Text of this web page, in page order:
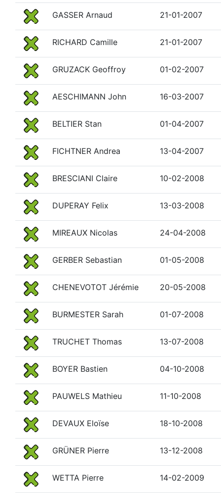
GASSER Arnaud 21-01-2007
RICHARD Camille 21-01-2007
GRUZACK Geoffroy 01-02-2007
AESCHIMANN John 16-03-2007
BELTIER Stan 01-04-2007
FICHTNER Andrea 13-04-2007
BRESCIANI Claire 10-02-2008
DUPERAY Felix 13-03-2008
MIREAUX Nicolas 24-04-2008
GERBER Sebastian 01-05-2008
CHENEVOTOT Jérémie 20-05-2008
BURMESTER Sarah 01-07-2008
TRUCHET Thomas 13-07-2008
BOYER Bastien 04-10-2008
PAUWELS Mathieu 11-10-2008
DEVAUX Eloïse 18-10-2008
GRÜNER Pierre 13-12-2008
WETTA Pierre 14-02-2009